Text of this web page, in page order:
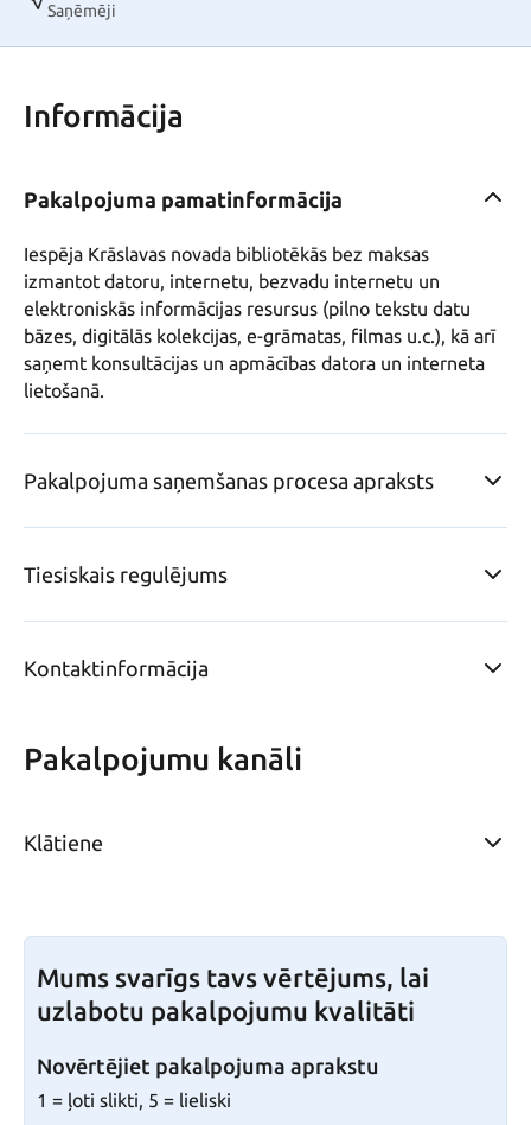
Saņēmēji
Informācija
Pakalpojuma pamatinformācija
Iespēja Krāslavas novada bibliotēkās bez maksas
izmantot datoru, internetu, bezvadu internetu un
elektroniskās informācijas resursus (pilno tekstu datu
bāzes, digitālās kolekcijas, e-grāmatas, filmas u.c.), kā arī
saņemt konsultācijas un apmācības datora un interneta
lietošanā.
Pakalpojuma saņemšanas procesa apraksts
Tiesiskais regulējums
Kontaktinformācija
Pakalpojumu kanāli
Klātiene
Mums svarīgs tavs vērtējums, lai
uzlabotu pakalpojumu kvalitāti
Novērtējiet pakalpojuma aprakstu
1 = ļoti slikti, 5 = lieliski